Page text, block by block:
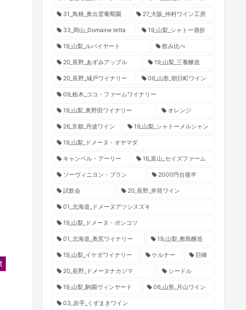
31_鳥根_奥出雲葡萄園 27_大阪_仲村ワイン工房
33_岡山_Domaine tetta 19_山梨_シャトー酒折
19_山梨_ルバイヤート 飲み比べ
20_長野_あずみアップル 19_山梨_三養醸造
20_長野_城戸ワイナリー 06_山形_朝日町ワイン
09_栃木_ココ・ファームワイナリー
19_山梨_奥野田ワイナリー オレンジ
26_京都_丹波ワイン 19_山梨_シャトーメルシャン
19_山梨_ドメーヌ・オヤマダ
キャンベル・アーリー 16_富山_セイズファーム
ソーヴィニヨン・ブラン 2000円台後半
試飲会 20_長野_井筒ワイン
01_北海道_ドメーヌアツシスズキ
19_山梨_ドメーヌ・ポンコツ
01_北海道_奥尻ワイナリー 19_山梨_敷島醸造
19_山梨_イケダワイナリー ケルナー 巨峰
20_長野_ドメーヌナカジマ シードル
19_山梨_駒園ヴィンヤード 06_山形_月山ワイン
03_岩手_くずまきワイン